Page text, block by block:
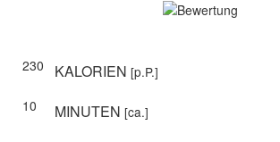
230 KALORIEN [p.P.]
10
MINUTEN [ca.]